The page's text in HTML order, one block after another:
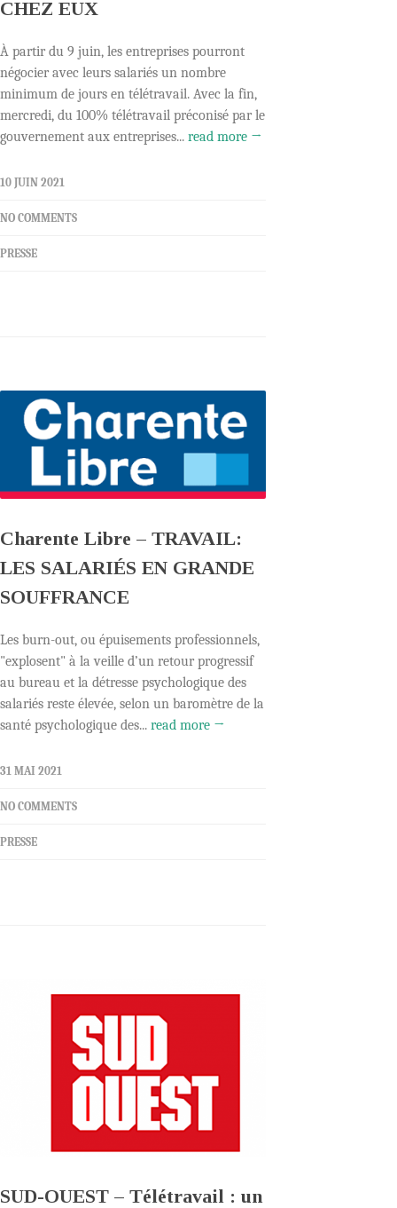
CHEZ EUX
À partir du 9 juin, les entreprises pourront
négocier avec leurs salariés un nombre
minimum de jours en télétravail. Avec la fin,
mercredi, du 100% télétravail préconisé par le
gouvernement aux entreprises... read more →
10 JUIN 2021
NO COMMENTS
PRESSE
Charente Libre – TRAVAIL:
LES SALARIÉS EN GRANDE
SOUFFRANCE
Les burn-out, ou épuisements professionnels,
"explosent" à la veille d’un retour progressif
au bureau et la détresse psychologique des
salariés reste élevée, selon un baromètre de la
santé psychologique des... read more →
31 MAI 2021
NO COMMENTS
PRESSE
SUD-OUEST – Télétravail : un